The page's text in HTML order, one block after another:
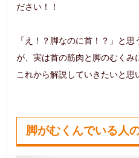
ださい！！
「え！？脚なのに首！？」と
が、実は首の筋肉と脚のむく
これから解説していきたいと思
脚がむくんでいる人